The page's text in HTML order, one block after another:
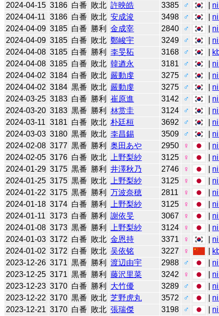
2024-04-15 3186 白番 敗北 許映皓 3385 ♂
2024-04-11 3186 白番 敗北 安成浚 3498 ♂
2024-04-09 3185 白番 勝利 金成宰 2840 ♂
2024-04-09 3185 白番 敗北 鄭峻宇 3249 ♂
2024-04-08 3185 白番 勝利 李旻䄷 3168 ♂
2024-04-08 3185 白番 敗北 韓遒永 3181 ♂
2024-04-02 3184 白番 敗北 嚴動虔 3275 ♂
2024-04-02 3184 黒番 敗北 嚴動虔 3275 ♂
2024-03-25 3183 白番 勝利 崔原進 3142 ♂
2024-03-20 3183 黒番 勝利 林赏圭 3124 ♂
2024-03-11 3181 白番 敗北 朴廷桓 3692 ♂
2024-03-03 3180 黒番 敗北 李昌錫 3509 ♂
2024-02-08 3177 黒番 勝利 奥田あや 2950 ♀
2024-02-05 3176 白番 敗北 上野梨紗 3125 ♀
2024-01-29 3175 黒番 勝利 井澤秋乃 2746 ♀
2024-01-25 3175 黒番 敗北 上野梨紗 3125 ♀
2024-01-22 3175 黒番 勝利 万波奈穂 2811 ♀
2024-01-18 3174 白番 勝利 上野梨紗 3125 ♀
2024-01-11 3173 白番 勝利 謝依旻 3067 ♀
2024-01-08 3173 黒番 勝利 上野梨紗 3124 ♀
2024-01-03 3172 白番 敗北 金恩持 3371 ♀
2024-01-02 3172 白番 敗北 吴依铭 3227 ♀
2023-12-26 3171 黒番 勝利 渡辺由宇 2988 ♂
2023-12-25 3171 黒番 勝利 藤沢里菜 3242 ♀
2023-12-23 3170 白番 勝利 大竹優 3289 ♂
2023-12-22 3170 黒番 敗北 芝野虎丸 3572 ♂
2023-12-21 3170 白番 敗北 張瑞傑 3198 ♂